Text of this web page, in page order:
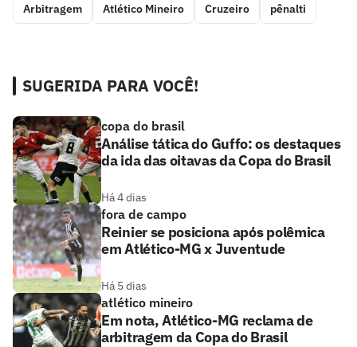
Arbitragem Atlético Mineiro Cruzeiro pênalti
SUGERIDA PARA VOCÊ!
copa do brasil
Análise tática do Guffo: os destaques
da ida das oitavas da Copa do Brasil
Há 4 dias
fora de campo
Reinier se posiciona após polêmica
em Atlético-MG x Juventude
Há 5 dias
atlético mineiro
Em nota, Atlético-MG reclama de
arbitragem da Copa do Brasil